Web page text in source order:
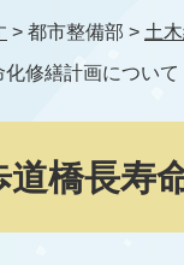
> 都市整備部 > 土
修繕計画について
橋長寿